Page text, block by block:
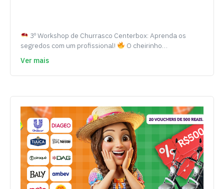
3º Workshop de Churrasco Centerbox: Aprenda os
segredos com um profissional!
O cheirinho…
Ver mais